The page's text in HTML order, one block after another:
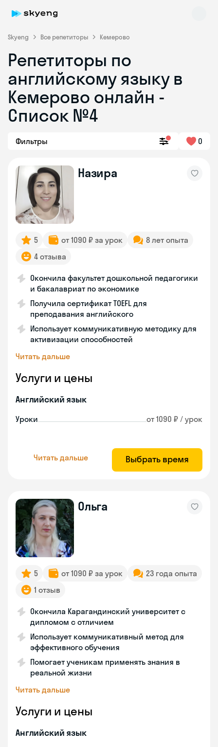
Skyeng Все репетиторы Кемерово
Репетиторы по
английскому языку в
Кемерово онлайн -
Список №4
Фильтры 0
Назира
5 от 1090 ₽ за урок
8 лет опыта
4 отзыва
Окончила факультет дошкольной педагогики
и бакалавриат по экономике
Получила сертификат TOEFL для
преподавания английского
Использует коммуникативную методику для
активизации способностей
Читать дальше
Услуги и цены
Английский язык
Уроки от 1090 ₽ / урок
Читать дальше Выбрать время
Ольга
5 от 1090 ₽ за урок
23 года опыта
1 отзыв
Окончила Карагандинский университет с
дипломом с отличием
Использует коммуникативный метод для
эффективного обучения
Помогает ученикам применять знания в
реальной жизни
Читать дальше
Услуги и цены
Английский язык